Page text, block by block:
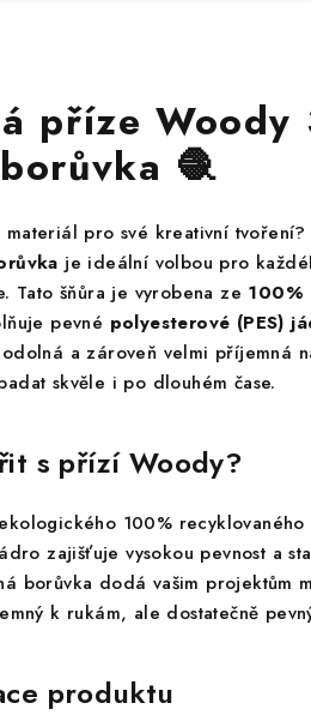
příze Woody
🧶
pro své kreativní
je ideální volbou pro
Tato šňůra je vyrobena ze 100%
pevné polyesterové (PES)
a zároveň velmi příjemná
skvěle i po dlouhém čase.
s přízí Woody?
100% recyklovaného
zajišťuje vysokou pevnost a
borůvka dodá vašim projektům
k rukám, ale dostatečně
produktu